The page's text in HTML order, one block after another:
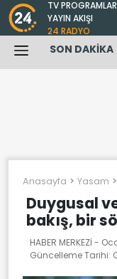
TV
YAYIN AKIŞI
24 RADYO
SON DAKİKA
Anasayfa Yasam
Duygusal
bakış, bir
HABER MERKEZİ -
Güncelleme Tarihi: